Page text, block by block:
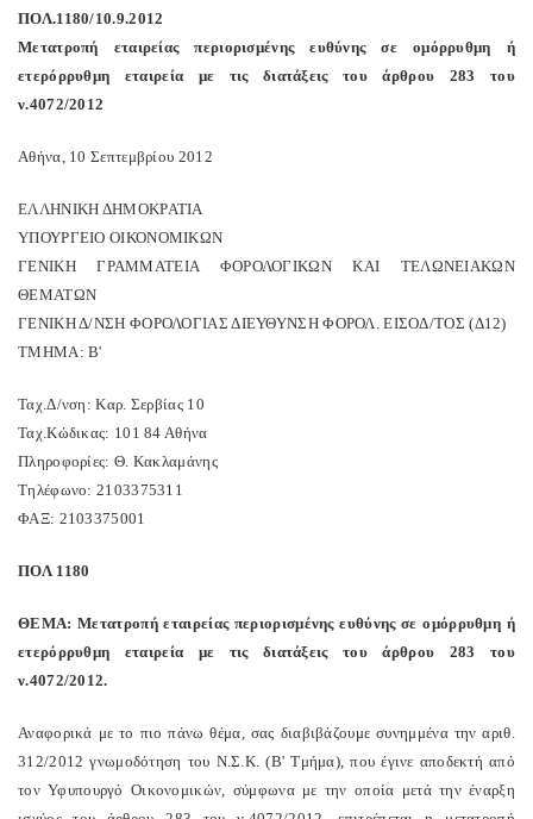
ΠΟΛ.1180/10.9.2012
Μετατροπή εταιρείας περιορισμένης ευθύνης σε ομόρρυθμη ή
ετερόρρυθμη εταιρεία με τις διατάξεις του άρθρου 283 του
ν.4072/2012
Αθήνα, 10 Σεπτεμβρίου 2012
ΕΛΛΗΝΙΚΗ ΔΗΜΟΚΡΑΤΙΑ
ΥΠΟΥΡΓΕΙΟ ΟΙΚΟΝΟΜΙΚΩΝ
ΓΕΝΙΚΗ ΓΡΑΜΜΑΤΕΙΑ ΦΟΡΟΛΟΓΙΚΩΝ ΚΑΙ ΤΕΛΩΝΕΙΑΚΩΝ
ΘEMΑΤΩΝ
ΓΕΝΙΚΗ Δ/ΝΣΗ ΦΟΡΟΛΟΓΙΑΣ ΔΙΕΥΘΥΝΣΗ ΦΟΡΟΛ. ΕΙΣΟΔ/ΤΟΣ (Δ12)
ΤΜΗΜΑ: Β'
Ταχ.Δ/νση: Καρ. Σερβίας 10
Ταχ.Κώδικας: 101 84 Αθήνα
Πληροφορίες: Θ. Κακλαμάνης
Τηλέφωνο: 2103375311
ΦΑΞ: 2103375001
ΠΟΛ 1180
ΘΕΜΑ: Μετατροπή εταιρείας περιορισμένης ευθύνης σε ομόρρυθμη ή
ετερόρρυθμη εταιρεία με τις διατάξεις του άρθρου 283 του
ν.4072/2012.
Αναφορικά με το πιο πάνω θέμα, σας διαβιβάζουμε συνημμένα την αριθ.
312/2012 γνωμοδότηση του Ν.Σ.Κ. (Β' Τμήμα), που έγινε αποδεκτή από
τον Υφυπουργό Οικονομικών, σύμφωνα με την οποία μετά την έναρξη